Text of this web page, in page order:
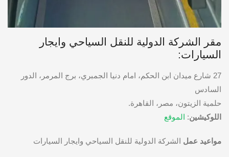
مقر الشركة الدولية للنقل السياحي وايجار
السيارات:
27 شارع ميدان ابن الحكم، امام دنيا الجمبري، برج المرمر، الدور
السادس
حلمية الزيتون، مصر، القاهرة.
اللوكيشين: الموقع
مواعيد عمل الشركة الدولية للنقل السياحي وايجار السيارات